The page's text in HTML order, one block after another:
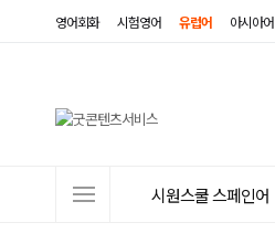
영어회화 시험영어 유럽어 아시아어
시원스쿨 스페인어